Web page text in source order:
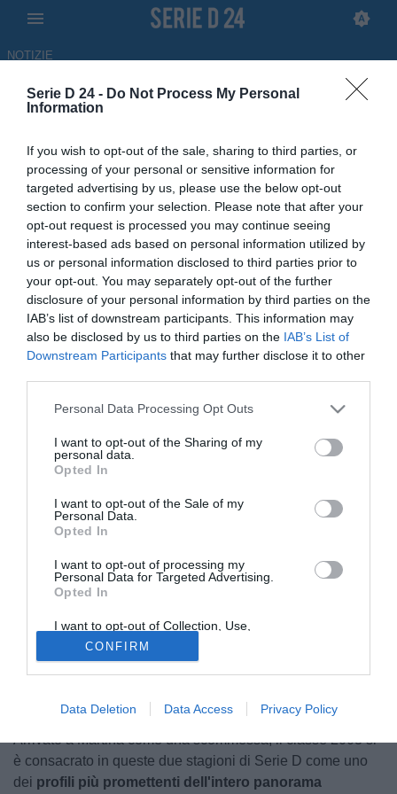
Serie D 24 - Do Not Process My Personal
Information
If you wish to opt-out of the sale, sharing to third parties, or
processing of your personal or sensitive information for
targeted advertising by us, please use the below opt-out
section to confirm your selection. Please note that after your
opt-out request is processed you may continue seeing
interest-based ads based on personal information utilized by
us or personal information disclosed to third parties prior to
your opt-out. You may separately opt-out of the further
disclosure of your personal information by third parties on the
IAB’s list of downstream participants. This information may
also be disclosed by us to third parties on the IAB’s List of
Downstream Participants that may further disclose it to other
Personal Data Processing Opt Outs
I want to opt-out of the Sharing of my
personal data.
Opted In
I want to opt-out of the Sale of my
Personal Data.
Opted In
I want to opt-out of processing my
Personal Data for Targeted Advertising.
Opted In
I want to opt-out of Collection, Use,
Retention, Sale, and/or Sharing of my
Personal Data that Is Unrelated with the
Purposes for which it was collected.
Opted Out
CONFIRM
Data Deletion Data Access Privacy Policy
NOTIZIE
Martina, l'addio di Endri
Zenelaj: "Momenti
indimenticabili. Grazie di tutto"
ULTIM'ORA
19.05.2026 11:35 di Andrea Delle Noci
Endri Zenelaj saluta ufficialmente il Martina dopo due anni da
protagonista e 7 gol complessivi in biancazzurro: le sue parole
separano. Attraverso una lettera aperta affidata ai propri
canali social,il giovane centrocampista ha voluto
salutare l'ambiente biancazzurro dopo un biennio
vissuto da assoluto protagonista nella Valle d'Itria. Un
addio quasi annunciato, che rappresenta il primo vero
finale play-off persa contro la Paganese.
Arrivato a Martina come una scommessa, il classe 2003 si
è consacrato in queste due stagioni di Serie D come uno
dei profili più promettenti dell'intero panorama